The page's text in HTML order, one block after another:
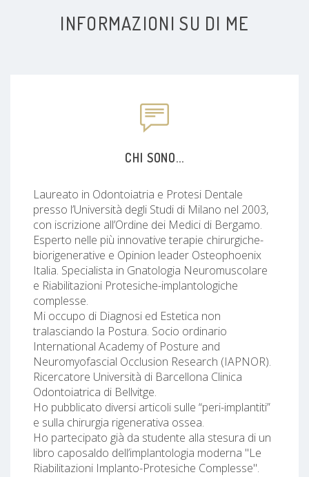
INFORMAZIONI SU DI ME
CHI SONO...
Laureato in Odontoiatria e Protesi Dentale
presso l’Università degli Studi di Milano nel 2003,
con iscrizione all’Ordine dei Medici di Bergamo.
Esperto nelle più innovative terapie chirurgiche-
biorigenerative e Opinion leader Osteophoenix
Italia. Specialista in Gnatologia Neuromuscolare
e Riabilitazioni Protesiche-implantologiche
complesse.
Mi occupo di Diagnosi ed Estetica non
tralasciando la Postura. Socio ordinario
International Academy of Posture and
Neuromyofascial Occlusion Research (IAPNOR).
Ricercatore Università di Barcellona Clinica
Odontoiatrica di Bellvitge.
Ho pubblicato diversi articoli sulle “peri-implantiti”
e sulla chirurgia rigenerativa ossea.
Ho partecipato già da studente alla stesura di un
libro caposaldo dell’implantologia moderna "Le
Riabilitazioni Implanto-Protesiche Complesse".